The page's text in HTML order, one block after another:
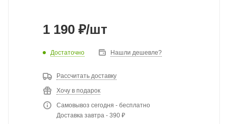
1 190 ₽/шт
Достаточно Нашли дешевле?
Рассчитать доставку
Хочу в подарок
Самовывоз сегодня - бесплатно
Доставка завтра - 390 ₽